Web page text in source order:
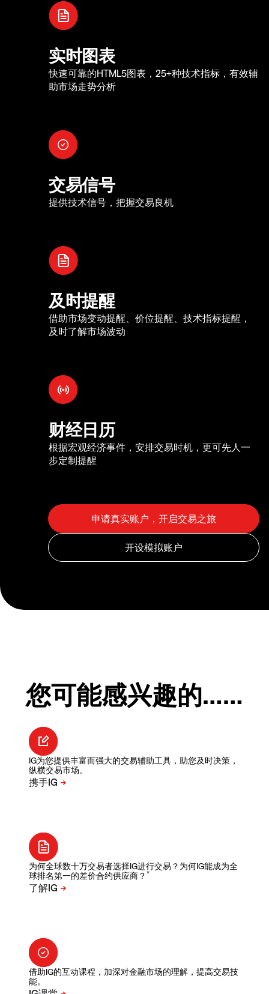
实时图表
快速可靠的HTML5图表，25+种技术指标，有效辅
助市场走势分析
交易信号
提供技术信号，把握交易良机
及时提醒
借助市场变动提醒、价位提醒、技术指标提醒，
及时了解市场波动
财经日历
根据宏观经济事件，安排交易时机，更可先人一
步定制提醒
您可能感兴趣的……
IG为您提供丰富而强大的交易辅助工具，助您及时决策，
纵横交易市场。
为何全球数十万交易者选择IG进行交易？为何IG能成为全
球排名第一的差价合约供应商？ *
借助IG的互动课程，加深对金融市场的理解，提高交易技
能。